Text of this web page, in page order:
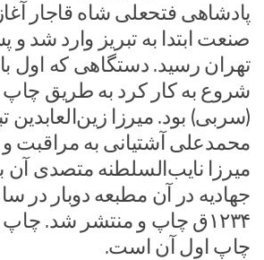
پادشاهی فتحعلی شاه قاجار
صنعت ابتدا به تبریز وارد شد و
تهران رسید. دستگاهی که اول
شروع به کار کرد به طریق
(سربی) بود. میرزا زین‌العابدین
محمدعلی آشتیانی به مراقبت
میرزا نایب‌السلطنه متصدی آن
۱۲۳۴ق چاپ و منتشر شد. چاپ
چاپ اول آن است.